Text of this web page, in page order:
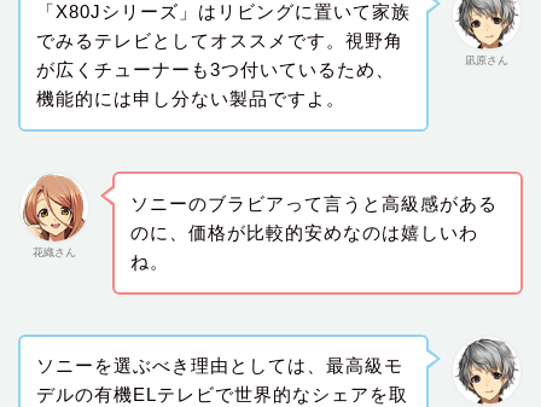
凪原さん
「X80Jシリーズ」はリビングに置いて家族
でみるテレビとしてオススメです。視野角
が広くチューナーも3つ付いているため、
機能的には申し分ない製品ですよ。
花織さん
ソニーのブラビアって言うと高級感がある
のに、価格が比較的安めなのは嬉しいわ
ね。
ソニーを選ぶべき理由としては、最高級モ
デルの有機ELテレビで世界的なシェアを取